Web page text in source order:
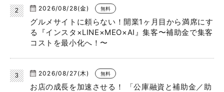
2026/08/28(金) 無料
グルメサイトに頼らない！開業1ヶ月目から満席にす
る『インスタ×LINE×MEO×AI』集客〜補助金で集客
コストを最小化へ！〜
2026/08/27(木) 無料
お店の成長を加速させる！ 「公庫融資と補助金／助